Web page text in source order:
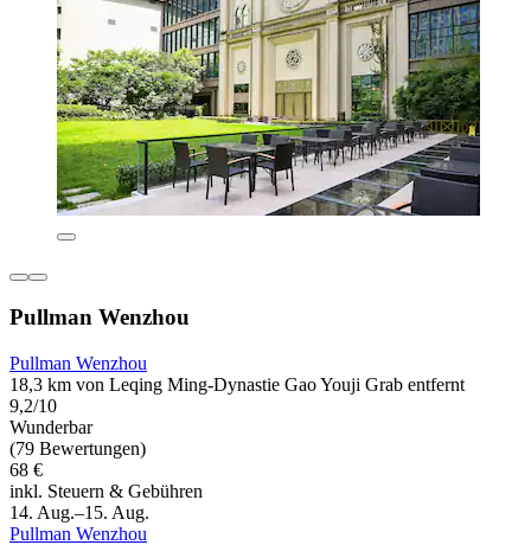
Pullman Wenzhou
Pullman Wenzhou
18,3 km von Leqing Ming-Dynastie Gao Youji Grab entfernt
9,2/10
Wunderbar
(79 Bewertungen)
68 €
inkl. Steuern & Gebühren
14. Aug.–15. Aug.
Pullman Wenzhou